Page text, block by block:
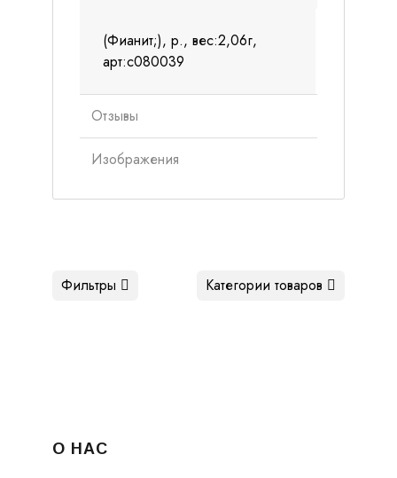
(Фианит;), р., вес:2,06г,
арт:с080039
Отзывы
Изображения
Категории товаров
Фильтры
О НАС